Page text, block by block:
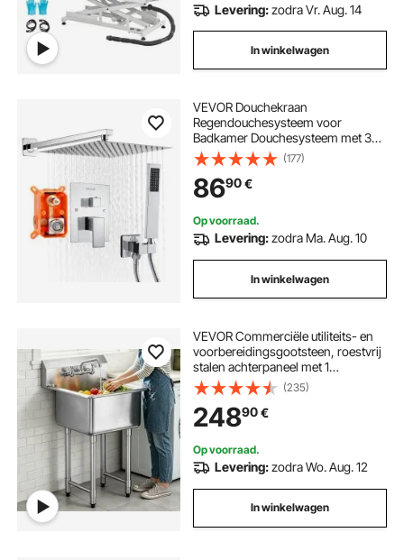
Levering:zodra Vr. Aug. 14
In winkelwagen
VEVOR Douchekraan
Regendouchesysteem voor
Badkamer Douchesysteem met 305
mm Vierkante Regendouchekop &
Handdouche, Wandgemonteerde
Badkamerkranen met Messing Klep
& Afwerkingsset, Zilver Chroom
(177)
8690€
Op voorraad.
Levering:zodra Ma. Aug. 10
In winkelwagen
VEVOR Commerciële utiliteits- en
voorbereidingsgootsteen, roestvrij
stalen achterpaneel met 1
compartiment
(235)
24890€
Op voorraad.
Levering:zodra Wo. Aug. 12
In winkelwagen